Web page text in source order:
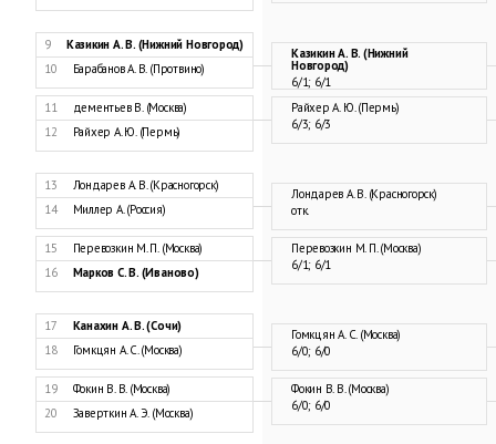
9
Казикин А. В. (Нижний Новгород)
10
Барабанов А. В. (Протвино)
11
дементьев В. (Москва)
12
Райхер А. Ю. (Пермь)
13
Лондарев А. В. (Красногорск)
14
Миллер А. (Россия)
15
Перевозкин М. П. (Москва)
16
Марков С. В. (Иваново)
17
Канахин А. В. (Сочи)
18
Гомкцян А. С. (Москва)
19
Фокин В. В. (Москва)
20
Заверткин А. Э. (Москва)
Казикин А. В. (Нижний
Новгород)
6/1; 6/1
Райхер А. Ю. (Пермь)
6/3; 6/3
Лондарев А. В. (Красногорск)
отк.
Перевозкин М. П. (Москва)
6/1; 6/1
Гомкцян А. С. (Москва)
6/0; 6/0
Фокин В. В. (Москва)
6/0; 6/0